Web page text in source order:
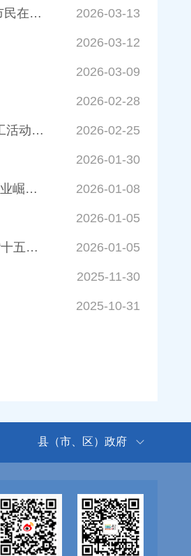
吴庆华在专题研究市区桥梁建设及交通组织工作时强调 坚持谋定而快动 全力打造精品工程 让市民在日新月异的变化中增强获得感自豪感 2026-03-13
2026-03-12
2026-03-09
2026-02-28
韶关市二〇二六年第一季度项目开工动员会暨中国电信粤港澳大湾区数据中心项目（二期）开工活动举行 干字当头抓项目 实字为要促发展 奋力夺取一季度经济“开门红” 2026-02-25
2026-01-30
吴庆华到浈江区、始兴县调研重点工业项目时强调 树牢“无工不富”理念 大抓工业抓大工业 以工业崛起谱写县域高质量发展新篇章 2026-01-08
2026-01-05
吴庆华在主城调研重点工业项目时强调 以“开局就要冲刺、全域全年发力”的奋进姿态 推动韶关“十五五”实现良好开局 2026-01-05
2025-11-30
2025-10-31
县（市、区）政府